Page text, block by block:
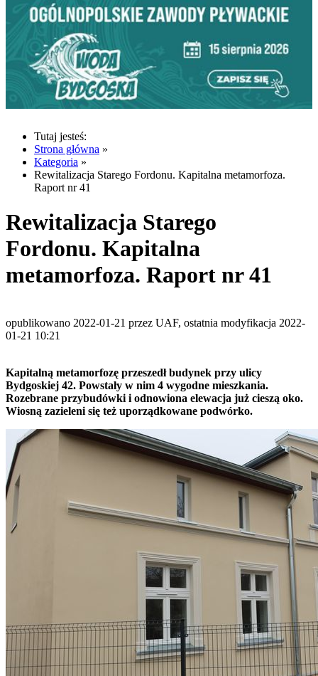
Tutaj jesteś:
Strona główna »
Kategoria »
Rewitalizacja Starego Fordonu. Kapitalna metamorfoza.
Raport nr 41
Rewitalizacja Starego
Fordonu. Kapitalna
metamorfoza. Raport nr 41
opublikowano 2022-01-21 przez UAF, ostatnia modyfikacja 2022-
01-21 10:21
Kapitalną metamorfozę przeszedł budynek przy ulicy
Bydgoskiej 42. Powstały w nim 4 wygodne mieszkania.
Rozebrane przybudówki i odnowiona elewacja już cieszą oko.
Wiosną zazieleni się też uporządkowane podwórko.